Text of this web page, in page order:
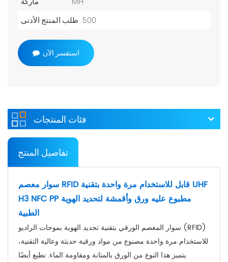
طلب المنتج الأدنى 500
استفسر الآن
فئات المنتجات
تفاصيل المنتج
سوار معصم RFID قابل للاستخدام مرة واحدة بتقنية UHF
H3 NFC PP مطبوع عليه ورق وأقمشة لتحديد الهوية
الطبية
سوار المعصم الورقي بتقنية تحديد الهوية بموجات الراديو (RFID)
للاستخدام مرة واحدة مصنوع من مواد ورقية حديثة وعالية التقنية،
يتميز هذا النوع من الورق بالمتانة ومقاومة الماء. نطبع أيضًا